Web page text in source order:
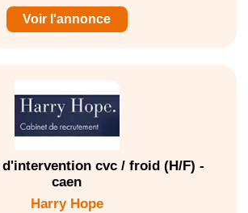
Voir l'annonce
d'intervention cvc / froid (H/F) -
caen
Harry Hope